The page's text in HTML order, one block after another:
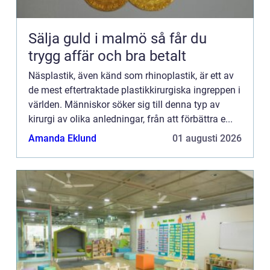
Sälja guld i malmö så får du
trygg affär och bra betalt
Näsplastik, även känd som rhinoplastik, är ett av
de mest eftertraktade plastikkirurgiska ingreppen i
världen. Människor söker sig till denna typ av
kirurgi av olika anledningar, från att förbättra e...
Amanda Eklund
01 augusti 2026